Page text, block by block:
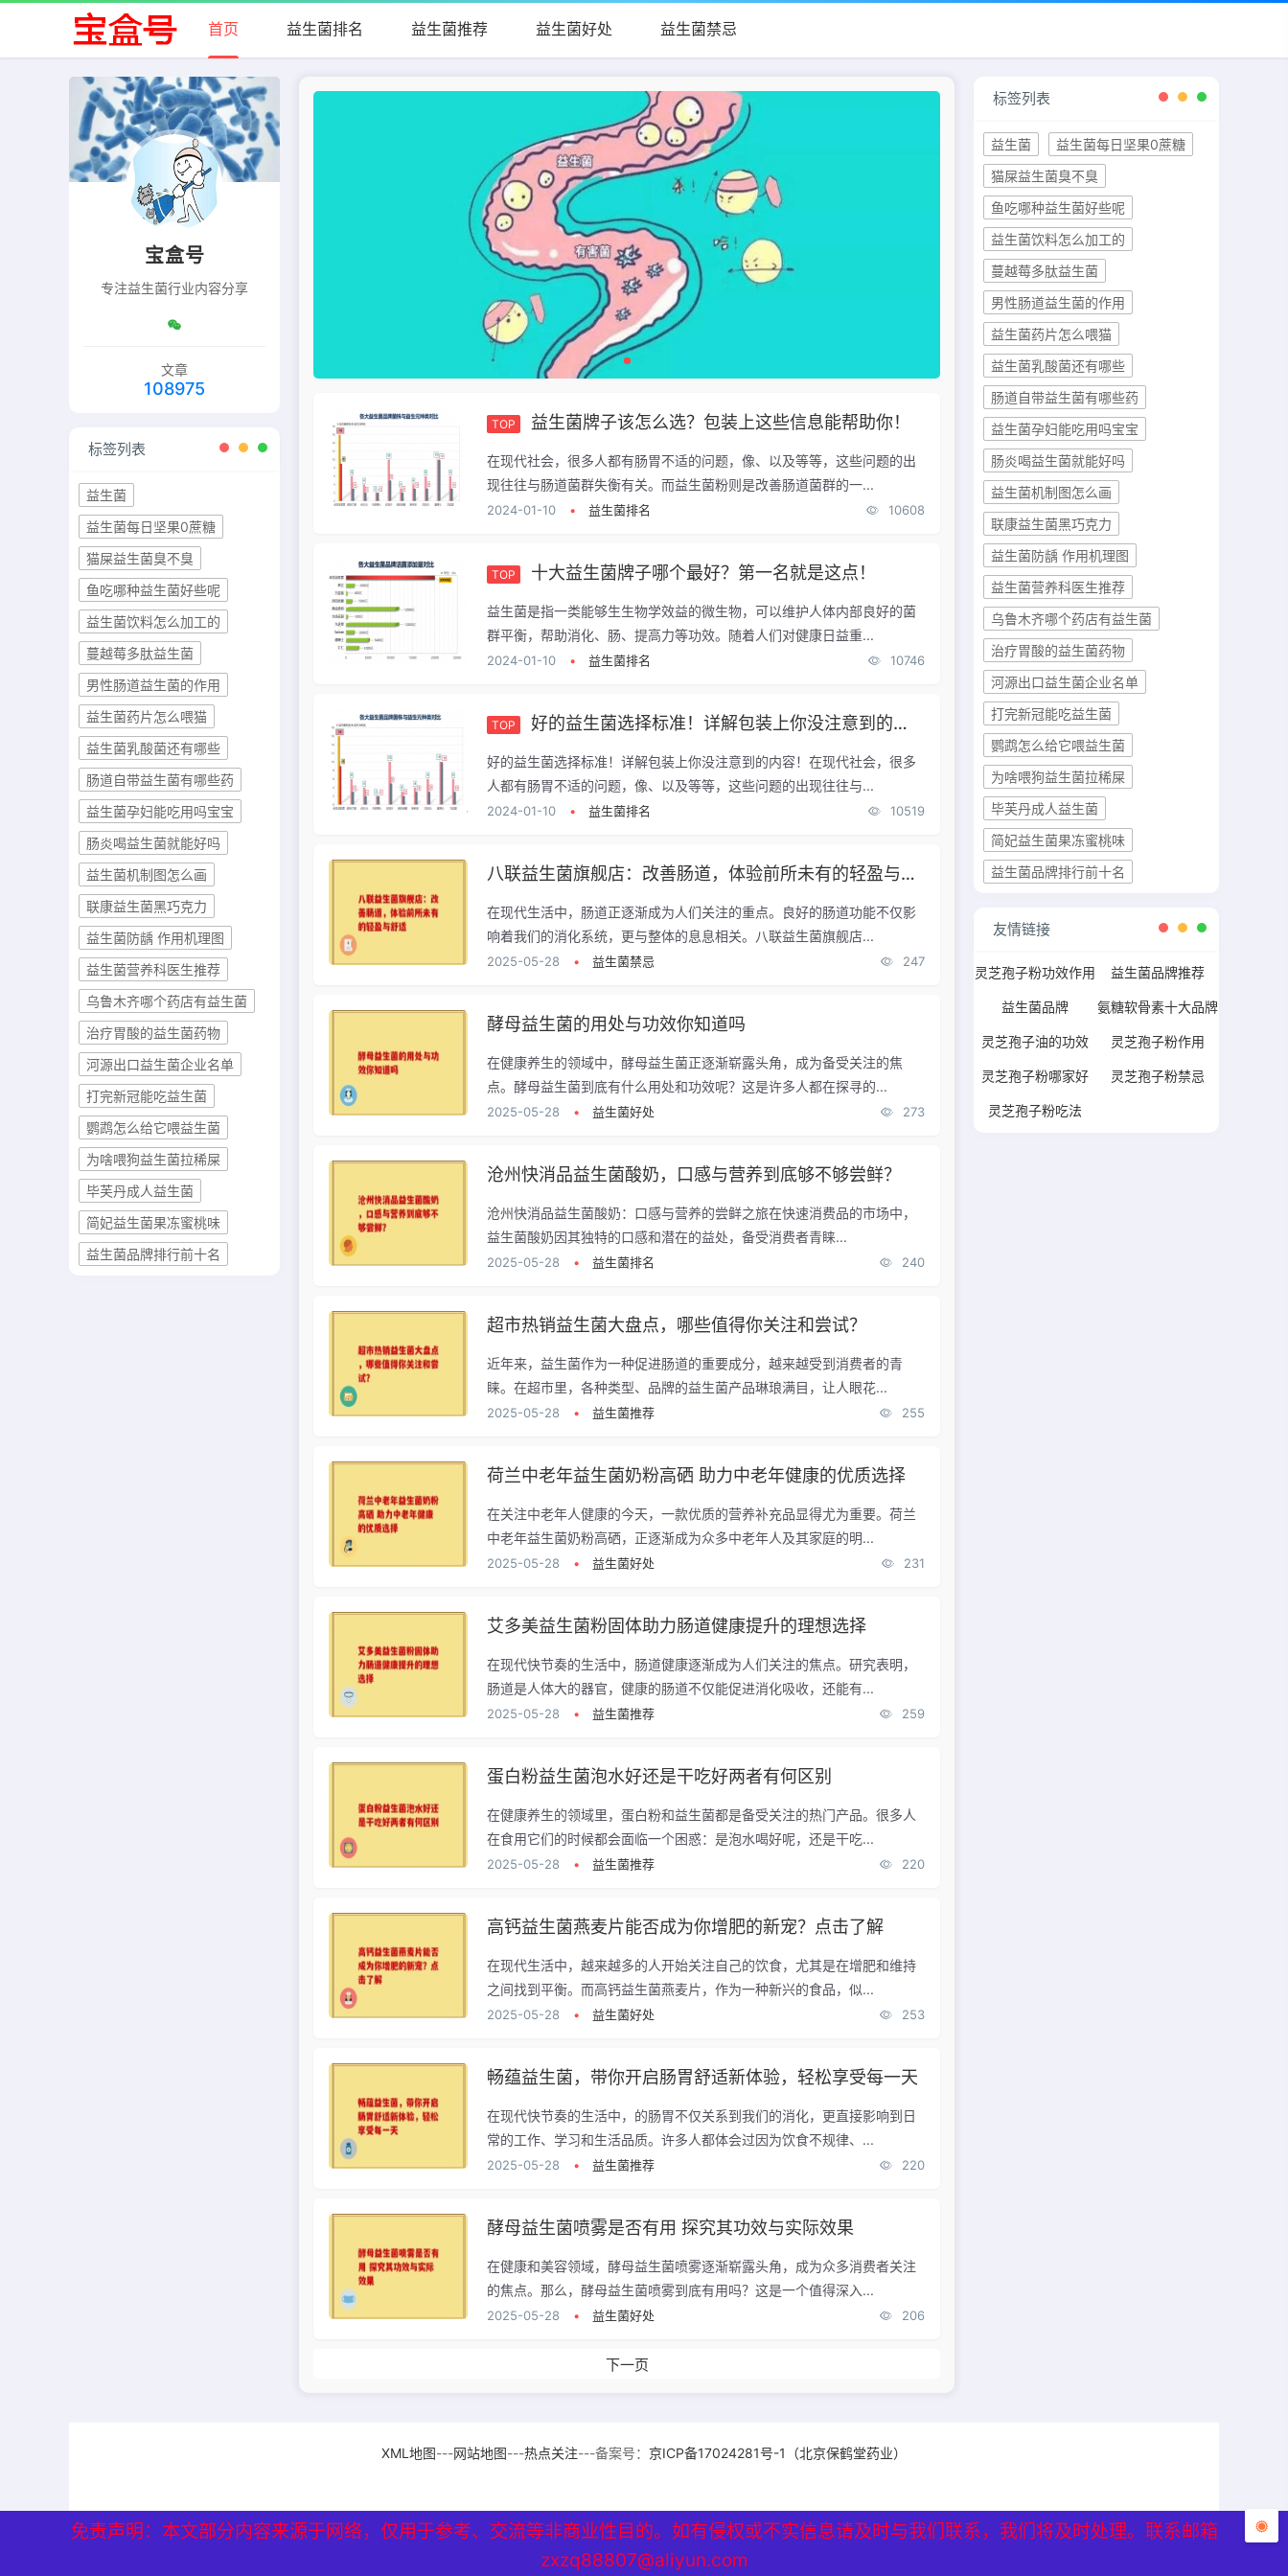
首页 益生菌排名 益生菌推荐 益生菌好处 益生菌禁忌
宝盒号
专注益生菌行业内容分享
文章
108975
标签列表
益生菌
益生菌每日坚果0蔗糖
猫屎益生菌臭不臭
鱼吃哪种益生菌好些呢
益生菌饮料怎么加工的
蔓越莓多肽益生菌
男性肠道益生菌的作用
益生菌药片怎么喂猫
益生菌乳酸菌还有哪些
肠道自带益生菌有哪些药
益生菌孕妇能吃用吗宝宝
肠炎喝益生菌就能好吗
益生菌机制图怎么画
联康益生菌黑巧克力
益生菌防龋 作用机理图
益生菌营养科医生推荐
乌鲁木齐哪个药店有益生菌
治疗胃酸的益生菌药物
河源出口益生菌企业名单
打完新冠能吃益生菌
鹦鹉怎么给它喂益生菌
为啥喂狗益生菌拉稀屎
毕芙丹成人益生菌
简妃益生菌果冻蜜桃味
益生菌品牌排行前十名
TOP 益生菌牌子该怎么选？包装上这些信息能帮助你！
在现代社会，很多人都有肠胃不适的问题，像、以及等等，这些问题的出
现往往与肠道菌群失衡有关。而益生菌粉则是改善肠道菌群的一...
2024-01-10 • 益生菌排名 10608
TOP 十大益生菌牌子哪个最好？第一名就是这点！
益生菌是指一类能够生生物学效益的微生物，可以维护人体内部良好的菌
群平衡，帮助消化、肠、提高力等功效。随着人们对健康日益重...
2024-01-10 • 益生菌排名 10746
TOP 好的益生菌选择标准！详解包装上你没注意到的内容！
好的益生菌选择标准！详解包装上你没注意到的内容！在现代社会，很多
人都有肠胃不适的问题，像、以及等等，这些问题的出现往往与...
2024-01-10 • 益生菌排名 10519
八联益生菌旗舰店：改善肠道，体验前所未有的轻盈与舒适
在现代生活中，肠道正逐渐成为人们关注的重点。良好的肠道功能不仅影
响着我们的消化系统，更与整体的息息相关。八联益生菌旗舰店...
2025-05-28 • 益生菌禁忌 247
酵母益生菌的用处与功效你知道吗
在健康养生的领域中，酵母益生菌正逐渐崭露头角，成为备受关注的焦
点。酵母益生菌到底有什么用处和功效呢？这是许多人都在探寻的...
2025-05-28 • 益生菌好处 273
沧州快消品益生菌酸奶，口感与营养到底够不够尝鲜？
沧州快消品益生菌酸奶：口感与营养的尝鲜之旅在快速消费品的市场中，
益生菌酸奶因其独特的口感和潜在的益处，备受消费者青睐...
2025-05-28 • 益生菌排名 240
超市热销益生菌大盘点，哪些值得你关注和尝试？
近年来，益生菌作为一种促进肠道的重要成分，越来越受到消费者的青
睐。在超市里，各种类型、品牌的益生菌产品琳琅满目，让人眼花...
2025-05-28 • 益生菌推荐 255
荷兰中老年益生菌奶粉高硒 助力中老年健康的优质选择
在关注中老年人健康的今天，一款优质的营养补充品显得尤为重要。荷兰
中老年益生菌奶粉高硒，正逐渐成为众多中老年人及其家庭的明...
2025-05-28 • 益生菌好处 231
艾多美益生菌粉固体助力肠道健康提升的理想选择
在现代快节奏的生活中，肠道健康逐渐成为人们关注的焦点。研究表明，
肠道是人体大的器官，健康的肠道不仅能促进消化吸收，还能有...
2025-05-28 • 益生菌推荐 259
蛋白粉益生菌泡水好还是干吃好两者有何区别
在健康养生的领域里，蛋白粉和益生菌都是备受关注的热门产品。很多人
在食用它们的时候都会面临一个困惑：是泡水喝好呢，还是干吃...
2025-05-28 • 益生菌推荐 220
高钙益生菌燕麦片能否成为你增肥的新宠？点击了解
在现代生活中，越来越多的人开始关注自己的饮食，尤其是在增肥和维持
之间找到平衡。而高钙益生菌燕麦片，作为一种新兴的食品，似...
2025-05-28 • 益生菌好处 253
畅蕴益生菌，带你开启肠胃舒适新体验，轻松享受每一天
在现代快节奏的生活中，的肠胃不仅关系到我们的消化，更直接影响到日
常的工作、学习和生活品质。许多人都体会过因为饮食不规律、...
2025-05-28 • 益生菌推荐 220
酵母益生菌喷雾是否有用 探究其功效与实际效果
在健康和美容领域，酵母益生菌喷雾逐渐崭露头角，成为众多消费者关注
的焦点。那么，酵母益生菌喷雾到底有用吗？这是一个值得深入...
2025-05-28 • 益生菌好处 206
下一页
标签列表
益生菌
益生菌每日坚果0蔗糖
猫屎益生菌臭不臭
鱼吃哪种益生菌好些呢
益生菌饮料怎么加工的
蔓越莓多肽益生菌
男性肠道益生菌的作用
益生菌药片怎么喂猫
益生菌乳酸菌还有哪些
肠道自带益生菌有哪些药
益生菌孕妇能吃用吗宝宝
肠炎喝益生菌就能好吗
益生菌机制图怎么画
联康益生菌黑巧克力
益生菌防龋 作用机理图
益生菌营养科医生推荐
乌鲁木齐哪个药店有益生菌
治疗胃酸的益生菌药物
河源出口益生菌企业名单
打完新冠能吃益生菌
鹦鹉怎么给它喂益生菌
为啥喂狗益生菌拉稀屎
毕芙丹成人益生菌
简妃益生菌果冻蜜桃味
益生菌品牌排行前十名
友情链接
灵芝孢子粉功效作用 益生菌品牌推荐
益生菌品牌 氨糖软骨素十大品牌
灵芝孢子油的功效 灵芝孢子粉作用
灵芝孢子粉哪家好 灵芝孢子粉禁忌
灵芝孢子粉吃法
XML地图---网站地图---热点关注---备案号： 京ICP备17024281号-1（北京保鹤堂药业）
免责声明：本文部分内容来源于网络，仅用于参考、交流等非商业性目的。如有侵权或不实信息请及时与我们联系，我们将及时处理。联系邮箱
zxzq88807@aliyun.com